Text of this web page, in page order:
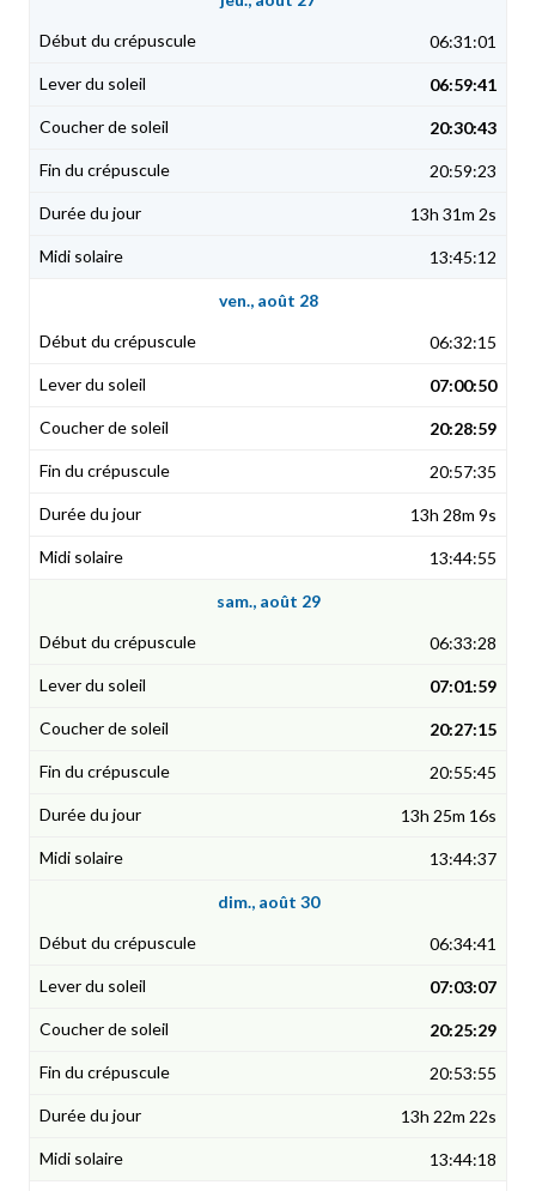
06:31:01
06:59:41
20:30:43
20:59:23
13h 31m 2s
13:45:12
ven., août 28
06:32:15
07:00:50
20:28:59
20:57:35
13h 28m 9s
13:44:55
sam., août 29
06:33:28
07:01:59
20:27:15
20:55:45
13h 25m 16s
13:44:37
dim., août 30
06:34:41
07:03:07
20:25:29
20:53:55
13h 22m 22s
13:44:18